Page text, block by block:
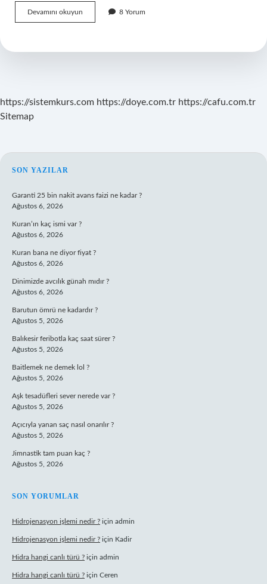
Devamını okuyun
kolu
deyim
8 Yorum
https://sistemkurs.com https://doye.com.tr https://cafu.com.tr
Sitemap
SIDEBAR
SON YAZILAR
Garanti 25 bin nakit avans faizi ne kadar ?
Ağustos 6, 2026
Kuran’ın kaç ismi var ?
Ağustos 6, 2026
Kuran bana ne diyor fiyat ?
Ağustos 6, 2026
Dinimizde avcılık günah mıdır ?
Ağustos 6, 2026
Barutun ömrü ne kadardır ?
Ağustos 5, 2026
Balıkesir feribotla kaç saat sürer ?
Ağustos 5, 2026
Baitlemek ne demek lol ?
Ağustos 5, 2026
Aşk tesadüfleri sever nerede var ?
Ağustos 5, 2026
Açıcıyla yanan saç nasıl onarılır ?
Ağustos 5, 2026
Jimnastik tam puan kaç ?
Ağustos 5, 2026
SON YORUMLAR
Hidrojenasyon işlemi nedir ? için admin
Hidrojenasyon işlemi nedir ? için Kadir
Hidra hangi canlı türü ? için admin
Hidra hangi canlı türü ? için Ceren